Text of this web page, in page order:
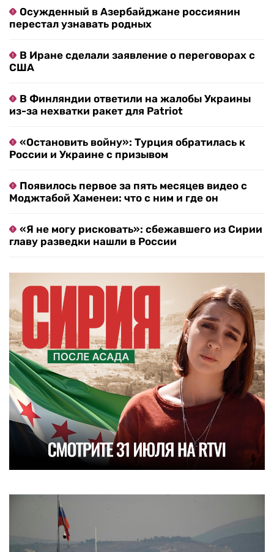
Осужденный в Азербайджане россиянин
перестал узнавать родных
В Иране сделали заявление о переговорах с
США
В Финляндии ответили на жалобы Украины
из-за нехватки ракет для Patriot
«Остановить войну»: Турция обратилась к
России и Украине с призывом
Появилось первое за пять месяцев видео с
Моджтабой Хаменеи: что с ним и где он
«Я не могу рисковать»: сбежавшего из Сирии
главу разведки нашли в России